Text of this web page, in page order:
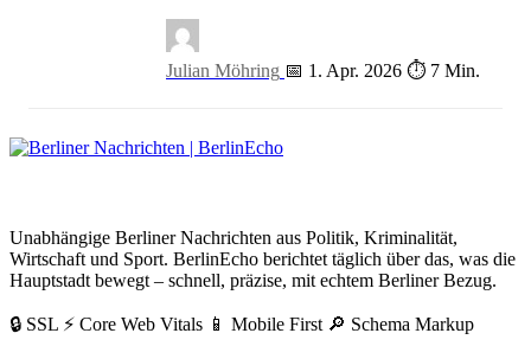
Julian Möhring 📅 1. Apr. 2026 ⏱ 7 Min.
Unabhängige Berliner Nachrichten aus Politik, Kriminalität,
Wirtschaft und Sport. BerlinEcho berichtet täglich über das, was die
Hauptstadt bewegt – schnell, präzise, mit echtem Berliner Bezug.
🔒 SSL ⚡ Core Web Vitals 📱 Mobile First 🔎 Schema Markup